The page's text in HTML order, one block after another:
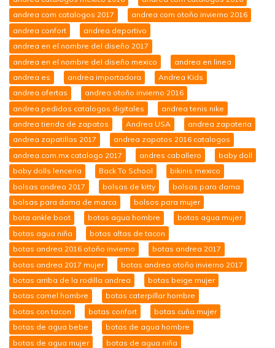
andrea com catalogos 2017
andrea com otoño invierno 2016
andrea confort
andrea deportivo
andrea en el nombre del diseño 2017
andrea en el nombre del diseño mexico
andrea en linea
andrea es
andrea importadora
Andrea Kids
andrea ofertas
andrea otoño invierno 2016
andrea pedidos catalogos digitales
andrea tenis nike
andrea tienda de zapatos
Andrea USA
andrea zapateria
andrea zapatillas 2017
andrea zapatos 2016 catalogos
andrea.com.mx catalogo 2017
andres caballero
baby doll
baby dolls lenceria
Back To School
bikinis mexico
bolsas andrea 2017
bolsas de kitty
bolsas para dama
bolsas para dama de marca
bolsos para mujer
bota ankle boot
botas agua hombre
botas agua mujer
botas agua niña
botas altas de tacon
botas andrea 2016 otoño invierno
botas andrea 2017
botas andrea 2017 mujer
botas andrea otoño invierno 2017
botas arriba de la rodilla andrea
botas beige mujer
botas camel hombre
botas caterpillar hombre
botas con tacon
botas confort
botas cuña mujer
botas de agua bebe
botas de agua hombre
botas de agua mujer
botas de agua niña